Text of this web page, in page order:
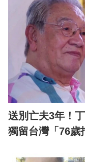
送別亡夫3年！
獨留台灣「76歲